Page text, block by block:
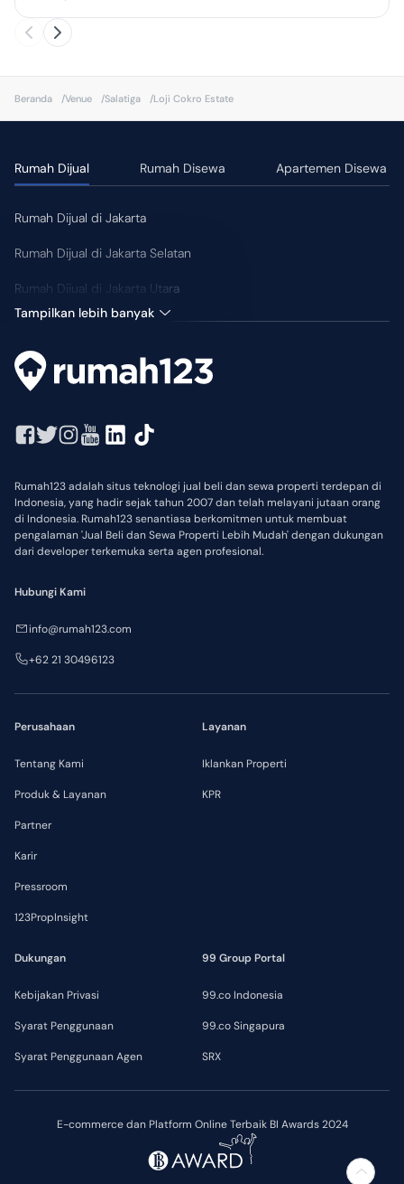
Beranda /Venue /Salatiga /Loji Cokro Estate
Rumah Dijual Rumah Disewa Apartemen Disewa
Rumah Dijual di Jakarta
Rumah Dijual di Jakarta Selatan
Rumah Dijual di Jakarta Utara
Tampilkan lebih banyak
Rumah123 adalah situs teknologi jual beli dan sewa properti terdepan di
Indonesia, yang hadir sejak tahun 2007 dan telah melayani jutaan orang
di Indonesia. Rumah123 senantiasa berkomitmen untuk membuat
pengalaman 'Jual Beli dan Sewa Properti Lebih Mudah' dengan dukungan
dari developer terkemuka serta agen profesional.
E-commerce dan Platform Online Terbaik BI Awards 2024
Perusahaan
Tentang Kami
Produk & Layanan
Partner
Karir
Pressroom
123PropInsight
Layanan
Iklankan Properti
KPR
Dukungan
Kebijakan Privasi
Syarat Penggunaan
Syarat Penggunaan Agen
99 Group Portal
99.co Indonesia
99.co Singapura
SRX
Hubungi Kami
info@rumah123.com
+62 21 30496123